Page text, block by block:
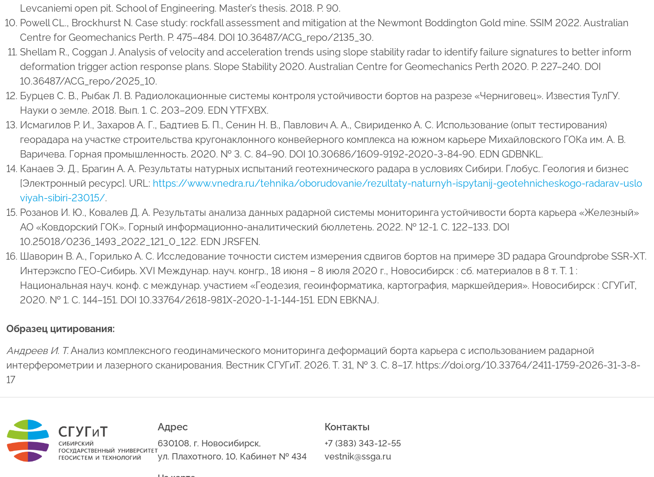
Levcaniemi open pit. School of Engineering. Master’s thesis. 2018. P. 90.
Powell CL., Brockhurst N. Case study: rockfall assessment and mitigation at the Newmont Boddington Gold mine. SSIM 2022. Australian
Centre for Geomechanics Perth. P. 475–484. DOI 10.36487/ACG_repo/2135_30.
Shellam R., Coggan J. Analysis of velocity and acceleration trends using slope stability radar to identify failure signatures to better inform
deformation trigger action response plans. Slope Stability 2020. Australian Centre for Geomechanics Perth 2020. P. 227–240. DOI
10.36487/ACG_repo/2025_10.
Бурцев С. В., Рыбак Л. В. Радиолокационные системы контроля устойчивости бортов на разрезе «Черниговец». Известия ТулГУ.
Науки о земле. 2018. Вып. 1. С. 203–209. EDN YTFXBX.
Исмагилов Р. И., Захаров А. Г., Бадтиев Б. П., Сенин Н. В., Павлович А. А., Свириденко А. С. Использование (опыт тестирования)
георадара на участке строительства кругонаклонного конвейерного комплекса на южном карьере Михайловского ГОКа им. А. В.
Варичева. Горная промышленность. 2020. № 3. С. 84–90. DOI 10.30686/1609-9192-2020-3-84-90. EDN GDBNKL.
Канаев Э. Д., Брагин А. А. Результаты натурных испытаний геотехнического радара в условиях Сибири. Глобус. Геология и бизнес
[Электронный ресурс]. URL: https://www.vnedra.ru/tehnika/oborudovanie/rezultaty-naturnyh-ispytanij-geotehnicheskogo-radarav-uslo
viyah-sibiri-23015/.
Розанов И. Ю., Ковалев Д. А. Результаты анализа данных радарной системы мониторинга устойчивости борта карьера «Железный»
АО «Ковдорский ГОК». Горный информационно-аналитический бюллетень. 2022. № 12-1. С. 122–133. DOI
10.25018/0236_1493_2022_121_0_122. EDN JRSFEN.
Шаворин В. А., Горилько А. С. Исследование точности систем измерения сдвигов бортов на примере 3D радара Groundprobe SSR-XT.
Интерэкспо ГЕО-Сибирь. XVI Междунар. науч. конгр., 18 июня – 8 июля 2020 г., Новосибирск : сб. материалов в 8 т. Т. 1 :
Национальная науч. конф. с междунар. участием «Геодезия, геоинформатика, картография, маркшейдерия». Новосибирск : СГУГиТ,
2020. № 1. С. 144–151. DOI 10.33764/2618-981X-2020-1-1-144-151. EDN EBKNAJ.
Образец цитирования:
Андреев И. Т.Анализ комплексного геодинамического мониторинга деформаций борта карьера с использованием радарной
интерферометрии и лазерного сканирования. Вестник СГУГиТ. 2026. Т. 31, № 3. С. 8–17. https://doi.org/10.33764/2411-1759-2026-31-3-8-
17
Адрес
630108, г. Новосибирск,
ул. Плахотного, 10, Кабинет № 434
Контакты
+7 (383) 343-12-55
vestnik@ssga.ru